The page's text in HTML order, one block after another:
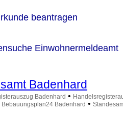
beantragen
Einwohnermeldeamt
Badenhard
Badenhard •
Bebauungsplan24 Badenhard •